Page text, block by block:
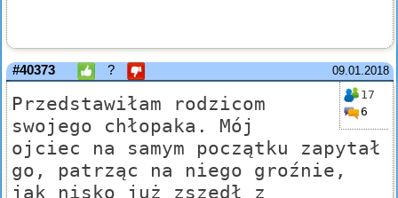
09.01.2018
#40373 ?
17
6
Przedstawiłam rodzicom
swojego chłopaka. Mój
ojciec na samym początku zapytał
go, patrząc na niego groźnie,
jak nisko już zszedł z